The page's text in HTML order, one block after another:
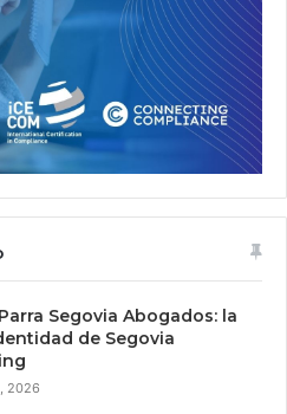
Segovia Abogados: la
de Segovia
2026